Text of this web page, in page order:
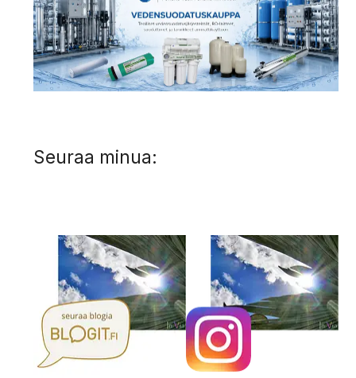
Seuraa minua: